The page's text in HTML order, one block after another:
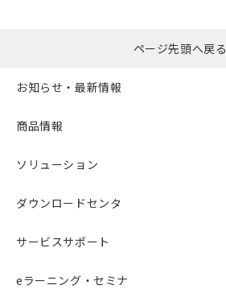
ページ先頭へ戻る
お知らせ・最新情報
商品情報
ソリューション
ダウンロードセンタ
サービスサポート
eラーニング・セミナ